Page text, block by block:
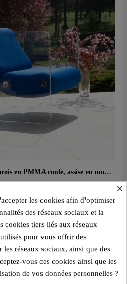
rapide Fauteuil design MW08 – Parois en PMMA coulé, assise en mousse alvéolaire
au panier
×
les cookies afin d'optimiser
des réseaux sociaux et la
cookies tiers liés aux réseaux
pour vous offrir des
réseaux sociaux, ainsi que des
vous ces cookies ainsi que les
de vos données personnelles ?